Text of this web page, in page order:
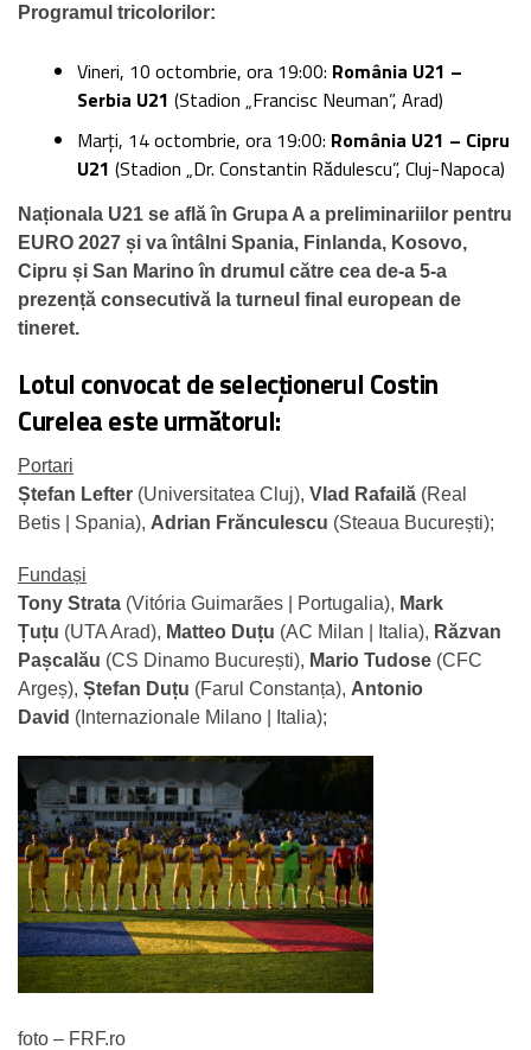
Programul tricolorilor:
Vineri, 10 octombrie, ora 19:00: România U21 –
Serbia U21 (Stadion „Francisc Neuman”, Arad)
Marți, 14 octombrie, ora 19:00: România U21 – Cipru
U21 (Stadion „Dr. Constantin Rădulescu”, Cluj-Napoca)
Naționala U21 se află în Grupa A a preliminariilor pentru
EURO 2027 și va întâlni Spania, Finlanda, Kosovo,
Cipru și San Marino în drumul către cea de-a 5-a
prezență consecutivă la turneul final european de
tineret.
Lotul convocat de selecționerul Costin
Curelea este următorul:
Portari
Ștefan Lefter (Universitatea Cluj), Vlad Rafailă (Real
Betis | Spania), Adrian Frănculescu (Steaua București);
Fundași
Tony Strata (Vitória Guimarães | Portugalia), Mark
Țuțu (UTA Arad), Matteo Duțu (AC Milan | Italia), Răzvan
Pașcalău (CS Dinamo București), Mario Tudose (CFC
Argeș), Ștefan Duțu (Farul Constanța), Antonio
David (Internazionale Milano | Italia);
foto – FRF.ro